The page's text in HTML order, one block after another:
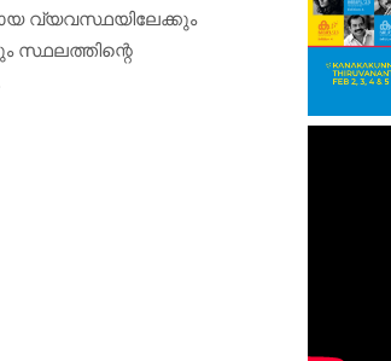
വ്യവസ്ഥയിലേക്കും
സ്ഥലത്തിന്റെ